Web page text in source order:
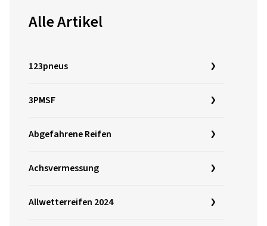
Alle Artikel
123pneus
3PMSF
Abgefahrene Reifen
Achsvermessung
Allwetterreifen 2024